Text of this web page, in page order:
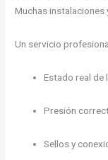
Muchas instalaciones
Un servicio
Estado real de
Presión
Sellos y